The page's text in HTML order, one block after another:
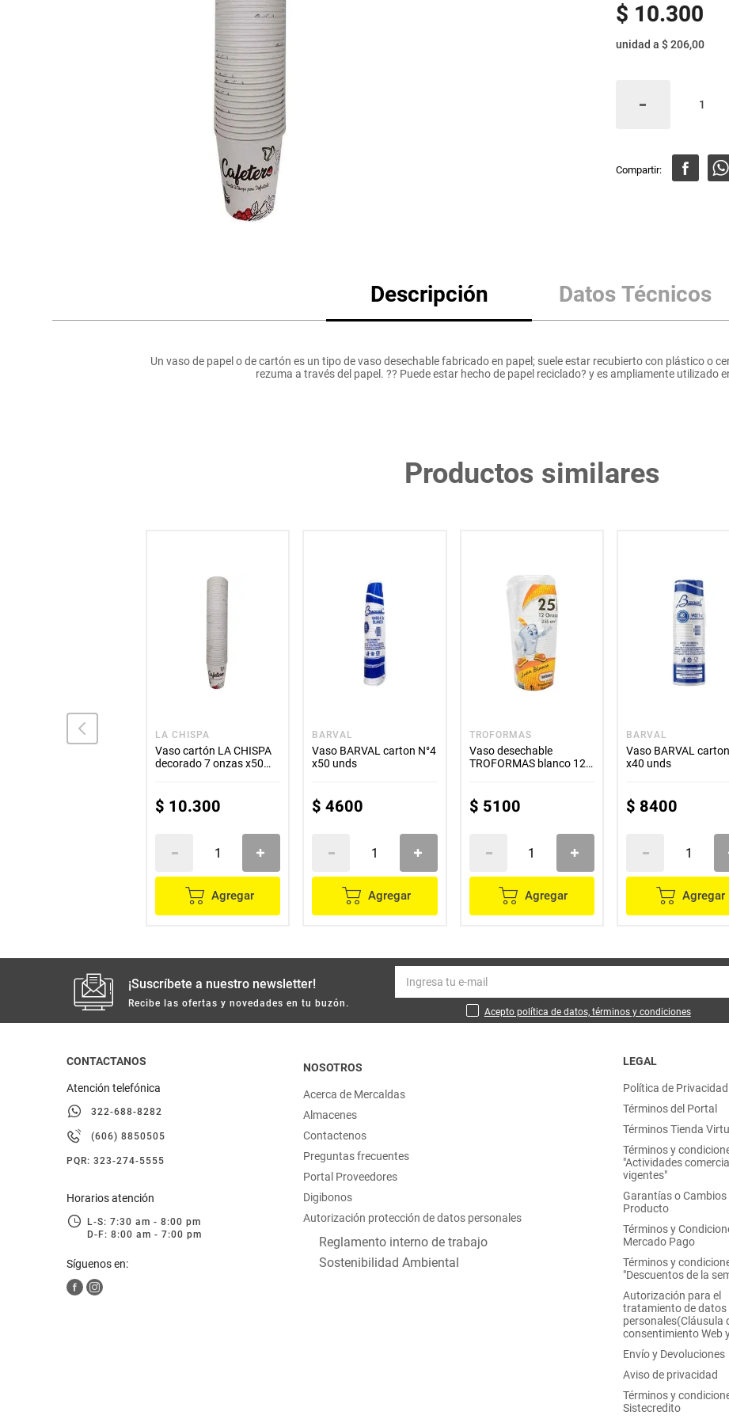
otros
$ 10.300
unidad a $ 206,00
Descripción Datos Técnicos
Un vaso de papel o de cartón es un tipo de vaso desechable fabricado en papel; suele estar recubierto con plástico o
rezuma a través del papel. ?? Puede estar hecho de papel reciclado? y es ampliamente utilizado
Productos similares
LA CHISPA
Vaso cartón LA CHISPA
decorado 7 onzas x50
$ 10.300
Agregar
BARVAL
Vaso BARVAL carton N°4
x50 unds
$ 4600
Agregar
TROFORMAS
Vaso desechable
TROFORMAS blanco 12
$ 5100
Agregar
BARVAL
Vaso BARVAL
x40 unds
$ 8400
Agregar
¡Suscríbete a nuestro newsletter!
Recibe las ofertas y novedades en tu buzón.
Acepto política de datos, términos y condiciones
CONTACTANOS
Atención telefónica
322-688-8282
(606) 8850505
PQR: 323-274-5555
Horarios atención
L-S: 7:30 am - 8:00 pm
D-F: 8:00 am - 7:00 pm
Síguenos en:
NOSOTROS
Acerca de Mercaldas
Almacenes
Contactenos
Preguntas frecuentes
Portal Proveedores
Digibonos
Autorización protección de datos personales
Reglamento interno de trabajo
Sostenibilidad Ambiental
LEGAL
Política de Privacidad
Términos del Portal
Términos Tienda
Términos y
"Actividades
vigentes"
Garantías o Cambios
Producto
Términos y
Mercado Pago
Términos y
"Descuentos de la
Autorización para el
tratamiento de datos
personales(Cláusula
consentimiento Web
Envío y Devoluciones
Aviso de privacidad
Términos y
Sistecredito
Mantequilla